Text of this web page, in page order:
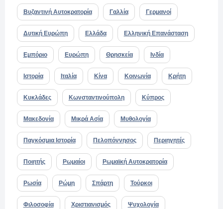
Βυζαντινή Αυτοκρατορία Γαλλία Γερμανοί
Δυτική Ευρώπη Ελλάδα Ελληνική Επανάσταση
Εμπόριο Ευρώπη Θρησκεία Ινδία
Ιστορία Ιταλία Κίνα Κοινωνία Κρήτη
Κυκλάδες Κωνσταντινούπολη Κύπρος
Μακεδονία Μικρά Ασία Μυθολογία
Παγκόσμια Ιστορία Πελοπόννησος Περιηγητές
Ποιητής Ρωμαίοι Ρωμαϊκή Αυτοκρατορία
Ρωσία Ρώμη Σπάρτη Τούρκοι
Φιλοσοφία Χριστιανισμός Ψυχολογία